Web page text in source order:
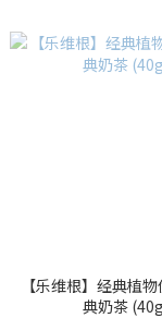
【乐维根】经典植
典奶茶